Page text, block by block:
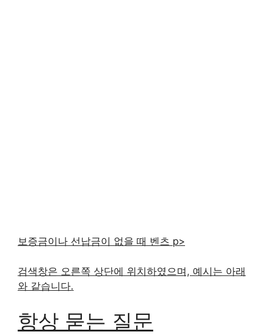
보증금이나 선납금이 없을 때 벤츠 p>
검색창은 오른쪽 상단에 위치하였으며, 예시는 아래
와 같습니다.
항상 묻는 질문